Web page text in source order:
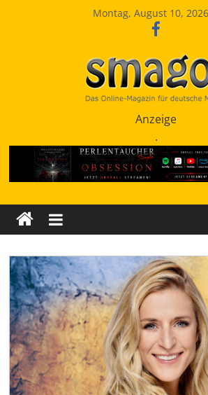
Montag, August 10, 2026
SchlagerMAGazinOnline
Anzeige
.